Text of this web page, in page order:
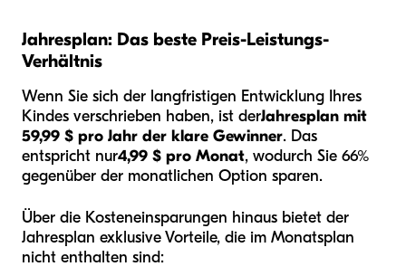
Jahresplan: Das beste Preis-Leistungs-
Verhältnis
Wenn Sie sich der langfristigen Entwicklung Ihres
Kindes verschrieben haben, ist derJahresplan mit
59,99 $ pro Jahr der klare Gewinner. Das
entspricht nur4,99 $ pro Monat, wodurch Sie 66%
gegenüber der monatlichen Option sparen.
Über die Kosteneinsparungen hinaus bietet der
Jahresplan exklusive Vorteile, die im Monatsplan
nicht enthalten sind: